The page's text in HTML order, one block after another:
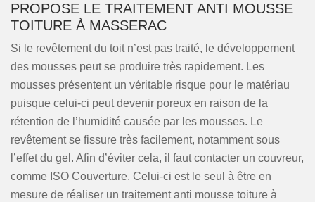
PROPOSE LE TRAITEMENT ANTI MOUSSE
TOITURE À MASSERAC
Si le revêtement du toit n’est pas traité, le développement
des mousses peut se produire très rapidement. Les
mousses présentent un véritable risque pour le matériau
puisque celui-ci peut devenir poreux en raison de la
rétention de l’humidité causée par les mousses. Le
revêtement se fissure très facilement, notamment sous
l’effet du gel. Afin d’éviter cela, il faut contacter un couvreur,
comme ISO Couverture. Celui-ci est le seul à être en
mesure de réaliser un traitement anti mousse toiture à